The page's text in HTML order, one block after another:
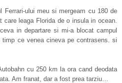
Ferrari-ului meu si mergeam cu 180 de
care leaga Florida de o insula in ocean.
in departare si mi-a blocat campul
ce venea cineva pe contrasens. si
cu 250 km la ora cand deodata
Am franat, dar a fost prea tarziu…